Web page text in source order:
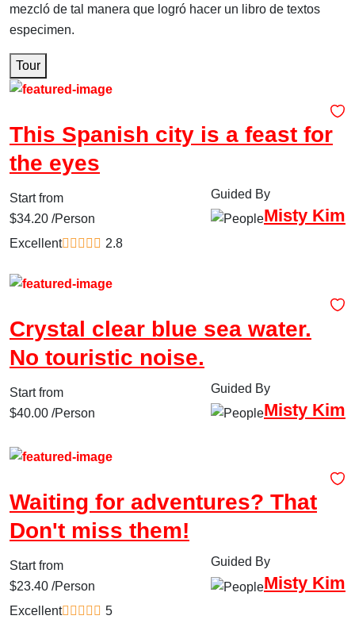
mezcló de tal manera que logró hacer un libro de textos
especimen.
Tour
This Spanish city is a feast for
the eyes
Start from
$34.20 /Person
Guided By
Misty Kim
Excellent 2.8
Crystal clear blue sea water.
No touristic noise.
Start from
$40.00 /Person
Guided By
Misty Kim
Waiting for adventures? That
Don't miss them!
Start from
$23.40 /Person
Guided By
Misty Kim
Excellent 5